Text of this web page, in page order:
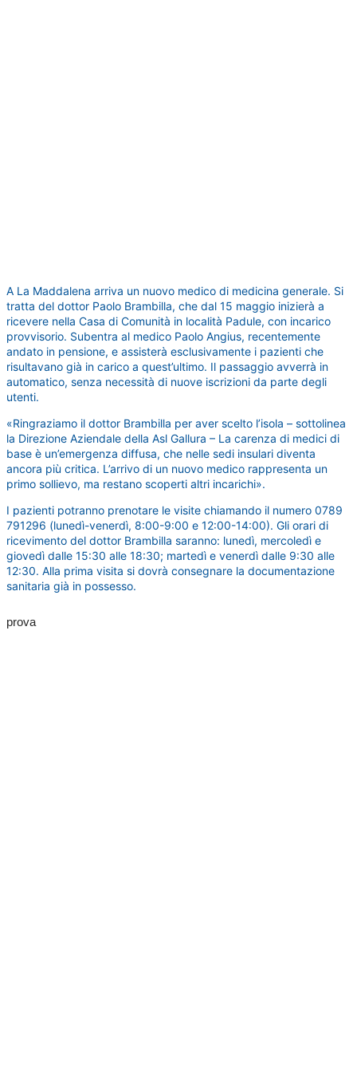
A La Maddalena arriva un nuovo medico di medicina generale. Si
tratta del dottor Paolo Brambilla, che dal 15 maggio inizierà a
ricevere nella Casa di Comunità in località Padule, con incarico
provvisorio. Subentra al medico Paolo Angius, recentemente
andato in pensione, e assisterà esclusivamente i pazienti che
risultavano già in carico a quest’ultimo. Il passaggio avverrà in
automatico, senza necessità di nuove iscrizioni da parte degli
utenti.
«Ringraziamo il dottor Brambilla per aver scelto l’isola – sottolinea
la Direzione Aziendale della Asl Gallura – La carenza di medici di
base è un’emergenza diffusa, che nelle sedi insulari diventa
ancora più critica. L’arrivo di un nuovo medico rappresenta un
primo sollievo, ma restano scoperti altri incarichi».
I pazienti potranno prenotare le visite chiamando il numero 0789
791296 (lunedì-venerdì, 8:00-9:00 e 12:00-14:00). Gli orari di
ricevimento del dottor Brambilla saranno: lunedì, mercoledì e
giovedì dalle 15:30 alle 18:30; martedì e venerdì dalle 9:30 alle
12:30. Alla prima visita si dovrà consegnare la documentazione
sanitaria già in possesso.
prova